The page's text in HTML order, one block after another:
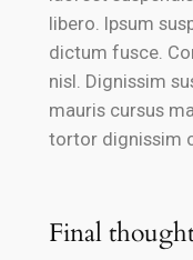
libero. Ipsum
dictum fusce.
nisl. Dignissim
mauris cursus
tortor dignissim
Final